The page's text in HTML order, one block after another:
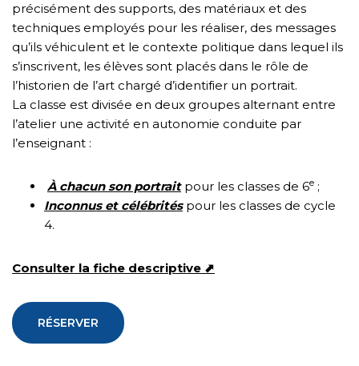
précisément des supports, des matériaux et des
techniques employés pour les réaliser, des messages
qu’ils véhiculent et le contexte politique dans lequel ils
s’inscrivent, les élèves sont placés dans le rôle de
l’historien de l’art chargé d’identifier un portrait.
La classe est divisée en deux groupes alternant entre
l’atelier une activité en autonomie conduite par
l’enseignant :
À chacun son portraitpour les classes de 6e ;
Inconnus et célébritéspour les classes de cycle
4.
Consulter la fiche descriptive ⬈
RÉSERVER